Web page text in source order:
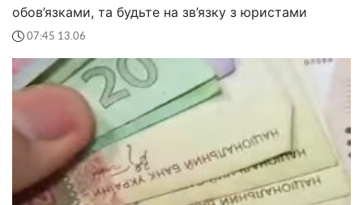
обов’язками, та будьте на зв’язку з юристами
07:45 13.06